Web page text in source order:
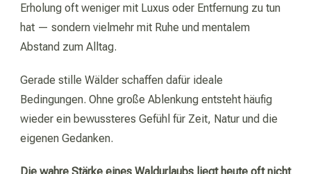
Erholung oft weniger mit Luxus oder Entfernung zu tun
hat — sondern vielmehr mit Ruhe und mentalem
Abstand zum Alltag.
Gerade stille Wälder schaffen dafür ideale
Bedingungen. Ohne große Ablenkung entsteht häufig
wieder ein bewussteres Gefühl für Zeit, Natur und die
eigenen Gedanken.